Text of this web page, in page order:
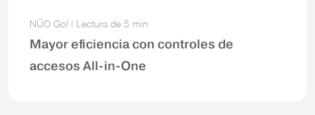
NÜO Go! | Lectura de 5 min
Mayor eficiencia con controles de
accesos All-in-One